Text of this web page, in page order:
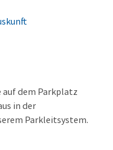
auf dem Parkplatz
in der
Parkleitsystem.